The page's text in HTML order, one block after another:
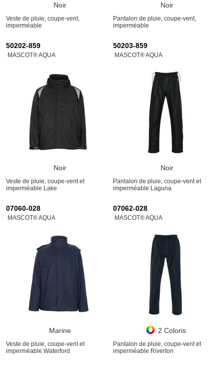
Noir
Veste de pluie, coupe-vent,
imperméable
Noir
Pantalon de pluie, coupe-vent,
imperméable
50202-859
MASCOT® AQUA
Noir
Veste de pluie, coupe-vent et
imperméable Lake
50203-859
MASCOT® AQUA
Noir
Pantalon de pluie, coupe-vent et
imperméable Laguna
07060-028
MASCOT® AQUA
Marine
Veste de pluie, coupe-vent et
imperméable Waterford
07062-028
MASCOT® AQUA
2 Coloris
Pantalon de pluie, coupe-vent et
imperméable Riverton